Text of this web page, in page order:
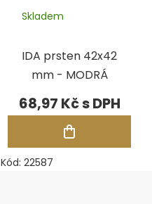
IDA prsten 42x42
mm - MODRÁ
Skladem
68,97 Kč
Kód: 22587